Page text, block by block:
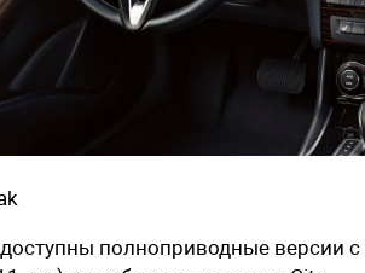
доступны полноприводные версии с